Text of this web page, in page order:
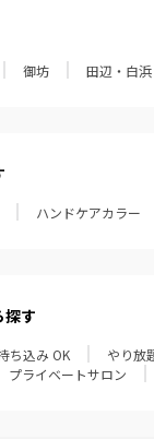
御坊 田辺・白浜
ハンドケアカラー
探す
ち込み OK やり放
プライベートサロン